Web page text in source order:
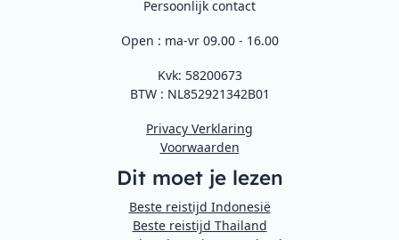
Persoonlijk contact
Open : ma-vr 09.00 - 16.00
Kvk: 58200673
BTW : NL852921342B01
Privacy Verklaring
Voorwaarden
Dit moet je lezen
Beste reistijd Indonesië
Beste reistijd Thailand